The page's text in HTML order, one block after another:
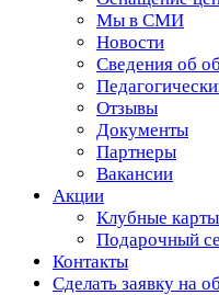
Мы в СМИ
Новости
Сведения об
Отзывы
Документы
Партнеры
Вакансии
Акции
Клубные
Подарочный
Контакты
Сделать заявку на